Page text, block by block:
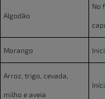
Algodão
No
Morango
Arroz, trigo, cevada,
milho e aveia